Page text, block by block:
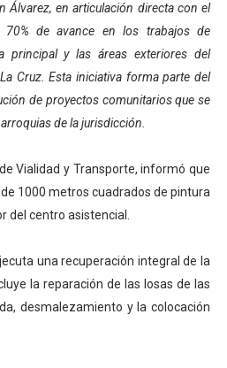
la Semana Mundial de la
Ríe 2026" brinda
Venezuela Renace en el
Álvarez, en articulación directa con el
70% de avance en los trabajos de
principal y las áreas exteriores del
Cruz. Esta iniciativa forma parte del
de proyectos comunitarios que se
de la jurisdicción.
Vialidad y Transporte, informó que
1000 metros cuadrados de pintura
del centro asistencial.
una recuperación integral de la
la reparación de las losas de las
desmalezamiento y la colocación